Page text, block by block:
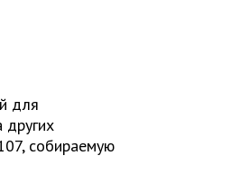
для
других
собираемую